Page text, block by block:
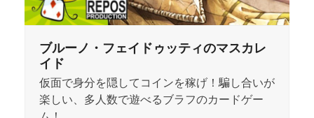
ブルーノ・フェイドゥッティのマスカレ
イド
仮面で身分を隠してコインを稼げ！騙し合いが
楽しい、多人数で遊べるブラフのカードゲー